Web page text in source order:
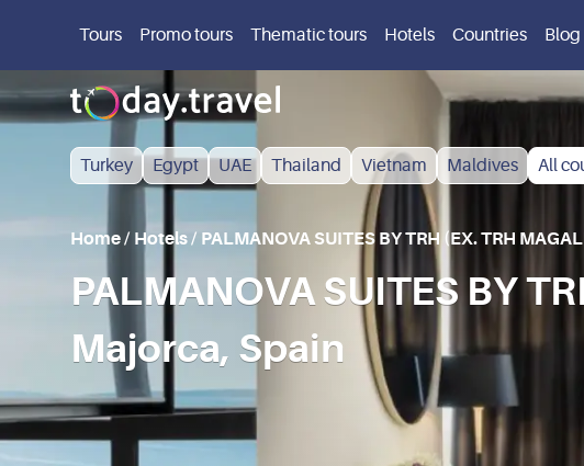
Tours Promo tours Thematic tours Hotels Countries Blog
Turkey Egypt UAE Thailand Vietnam Maldives All
Home/ Hotels/ PALMANOVA SUITES BY TRH (EX. TRH
PALMANOVA SUITES BY
Majorca, Spain